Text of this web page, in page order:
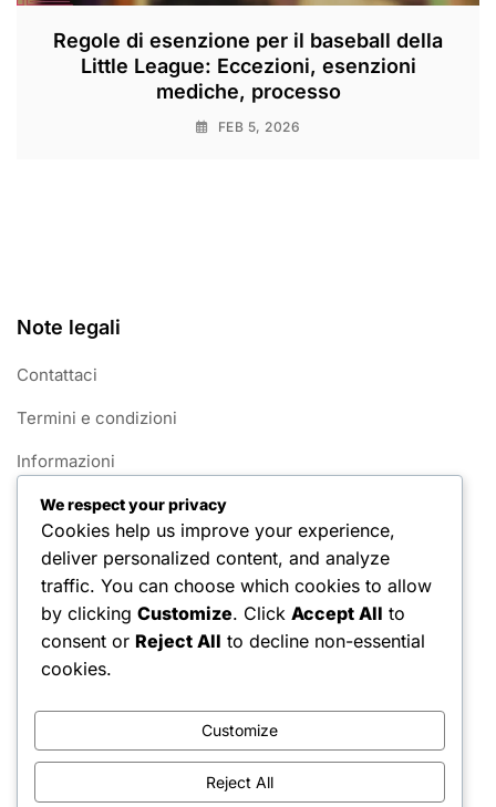
Regole di esenzione per il baseball della
Little League: Eccezioni, esenzioni
mediche, processo
FEB 5, 2026
Note legali
Contattaci
Termini e condizioni
Informazioni
Preferenze sui cookie
Informativa sulla privacy
Categorie
Dimensioni del Campo della Little League
Regole del Gioco della Little League
We respect your privacy
Cookies help us improve your experience,
deliver personalized content, and analyze
traffic. You can choose which cookies to allow
by clicking Customize. Click Accept All to
consent or Reject All to decline non-essential
cookies.
Customize
Reject All